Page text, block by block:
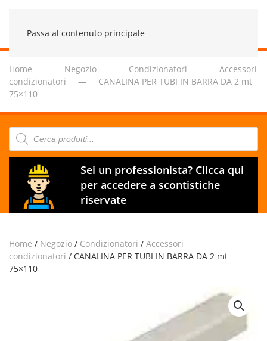
Passa al contenuto principale
Home Negozio Condizionatori
Accessori
condizionatori
CANALINA PER TUBI IN BARRA DA 2 mt
75×110
Products
search
Sei un professionista? Clicca qui
per accedere a scontistiche
riservate
Home / Negozio / Condizionatori / Accessori
condizionatori / CANALINA PER TUBI IN BARRA DA 2 mt
75×110